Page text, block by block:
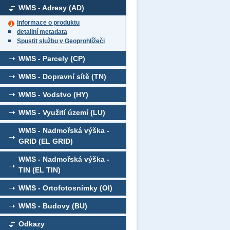
WMS - Adresy (AD)
informace o produktu
detailní metadata
Spustit službu v Geoprohlížeči
WMS - Parcely (CP)
WMS - Dopravní sítě (TN)
WMS - Vodstvo (HY)
WMS - Využití území (LU)
WMS - Nadmořská výška -
GRID (EL GRID)
WMS - Nadmořská výška -
TIN (EL TIN)
WMS - Ortofotosnímky (OI)
WMS - Budovy (BU)
Odkazy